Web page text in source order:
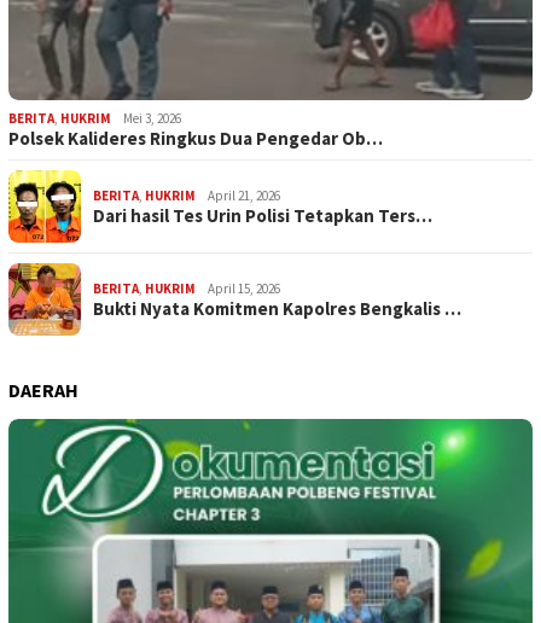
BERITA, HUKRIM Mei 3, 2026
Polsek Kalideres Ringkus Dua Pengedar Ob…
BERITA, HUKRIM April 21, 2026
Dari hasil Tes Urin Polisi Tetapkan Ters…
BERITA, HUKRIM April 15, 2026
Bukti Nyata Komitmen Kapolres Bengkalis …
DAERAH